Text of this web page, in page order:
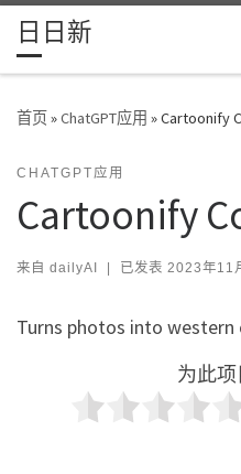
Skip to content
日日新
首页»ChatGPT应用 »Cartoonify
CHATGPT应用
Cartoonify
来自 dailyAI | 已发表 2023年11
Turns photos into western
为此